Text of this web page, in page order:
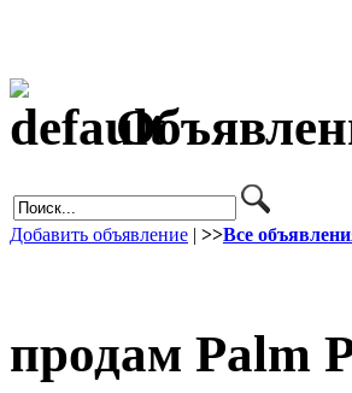
Добавить объявление | >>Все
продам Palm